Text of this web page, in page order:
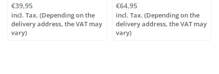
€39,95
incl. Tax. (Depending on the
delivery address, the VAT may
vary)
€64,95
incl. Tax. (Depending on the
delivery address, the VAT may
vary)